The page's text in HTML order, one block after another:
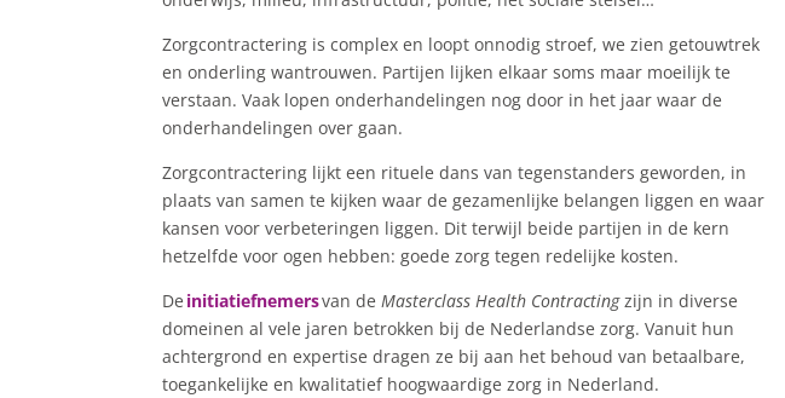
Zorgcontractering is complex en loopt onnodig stroef, we zien getouwtrek
en onderling wantrouwen. Partijen lijken elkaar soms maar moeilijk te
verstaan. Vaak lopen onderhandelingen nog door in het jaar waar de
onderhandelingen over gaan.
Zorgcontractering lijkt een rituele dans van tegenstanders geworden, in
plaats van samen te kijken waar de gezamenlijke belangen liggen en waar
kansen voor verbeteringen liggen. Dit terwijl beide partijen in de kern
hetzelfde voor ogen hebben: goede zorg tegen redelijke kosten.
De initiatiefnemersvan deMasterclass Health Contractingzijn in diverse
domeinen al vele jaren betrokken bij de Nederlandse zorg. Vanuit hun
achtergrond en expertise dragen ze bij aan het behoud van betaalbare,
toegankelijke en kwalitatief hoogwaardige zorg in Nederland.